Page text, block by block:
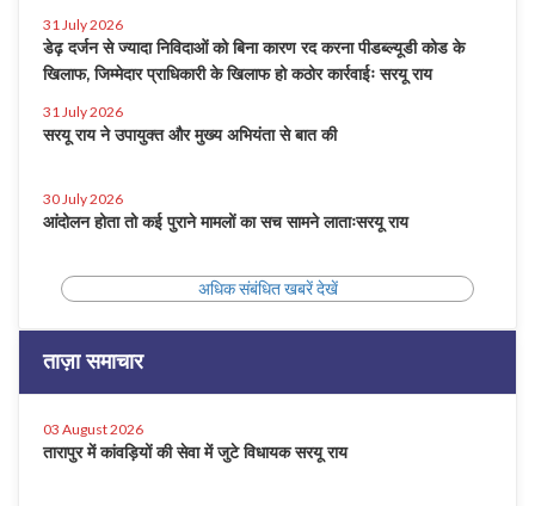
31 July 2026
डेढ़ दर्जन से ज्यादा निविदाओं को बिना कारण रद करना पीडब्ल्यूडी कोड के
खिलाफ, जिम्मेदार प्राधिकारी के खिलाफ हो कठोर कार्रवाईः सरयू राय
31 July 2026
सरयू राय ने उपायुक्त और मुख्य अभियंता से बात की
30 July 2026
आंदोलन होता तो कई पुराने मामलों का सच सामने लाताःसरयू राय
अधिक संबंधित खबरें देखें
ताज़ा समाचार
03 August 2026
तारापुर में कांवड़ियों की सेवा में जुटे विधायक सरयू राय